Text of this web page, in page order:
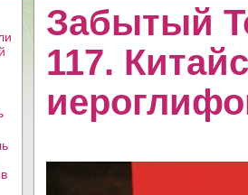
Забытый
117.